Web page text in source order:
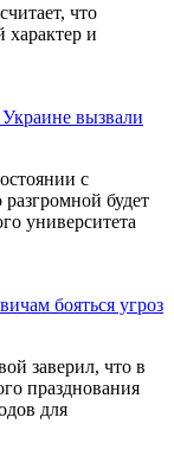
что
характер и
вызвали
с
будет
университета
бояться угроз
заверил, что в
празднования
для